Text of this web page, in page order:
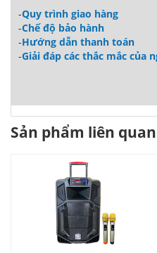
-Quy trình giao hàng
-Chế độ bảo hành
-Hướng dẫn thanh toán
-Giải đáp các thắc mắc của
Sản phẩm liên quan